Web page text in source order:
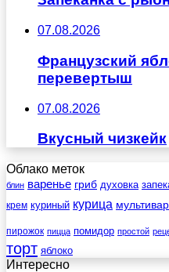
07.08.2026
Французский
перевертыш
07.08.2026
Вкусный чизкейк
Облако меток
блин варенье гриб духовка
крем куриный курица
пирожок пицца помидор простой
торт яблоко
Интересно